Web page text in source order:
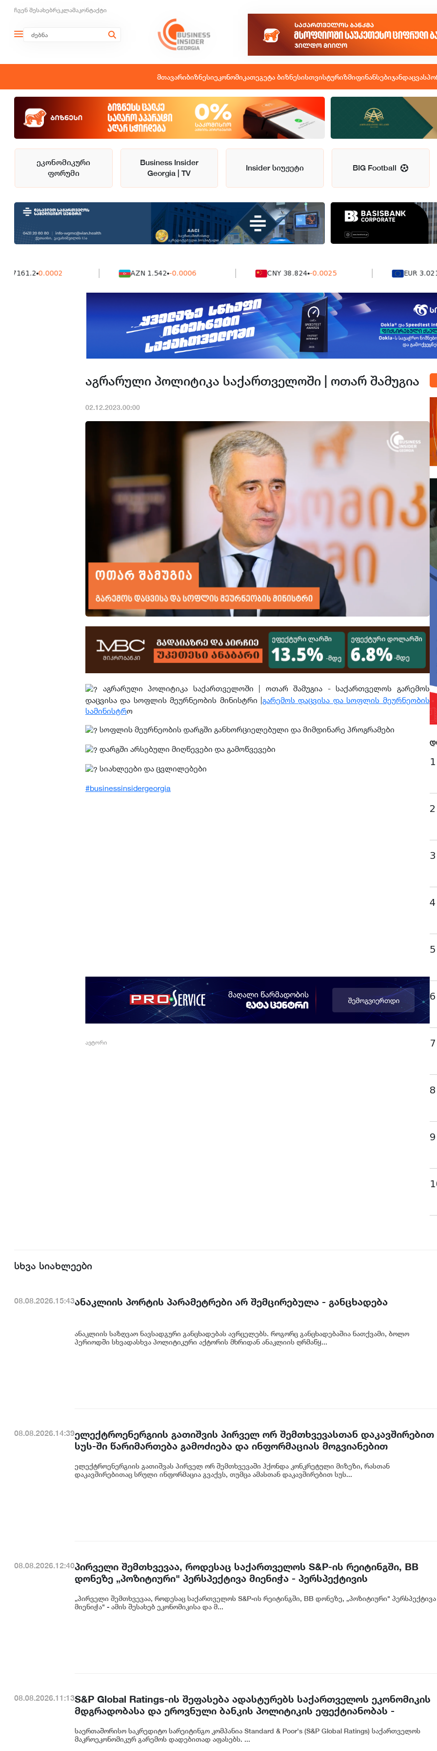
ჩვენ შესახებრეკლამაკონტაქტი
მთავარიბიზნესიეკონომიკათეგეტა ბიზნესისთვისტურიზმიფინანსებიჯანდაცვა
ეკონომიკური
ფორუმი
Business Insider
Georgia | TV
Insider სიუჟეტი BIG Football
0.0002 AZN 1.542 -0.0006 CNY 38.824 -0.0025 EUR 3.0212 -
აგრარული პოლიტიკა საქართველოში | ოთარ შამუგია
02.12.2023.00:00
აგრარული პოლიტიკა საქართველოში | ოთარ შამუგია - საქართველოს გარემოს
დაცვისა და სოფლის მეურნეობის მინისტრი |გარემოს დაცვისა და სოფლის მეურნეობის
სამინისტრო
სოფლის მეურნეობის დარგში განხორციელებული და მიმდინარე პროგრამები
დარგში არსებული მიღწევები და გამოწვევები
სიახლეები და ცვლილებები
#businessinsidergeorgia
ავტორი
1
2
3
4
5
6
7
8
9
სხვა სიახლეები
08.08.2026.15:43ანაკლიის პორტის პარამეტრები არ შემცირებულა - განცხადება
ანაკლიის საზღვაო ნავსადგური განცხადებას ავრცელებს. როგორც განცხადებაშია ნათქვამი, ბოლო
პერიოდში სხვადასხვა პოლიტიკური აქტორის მხრიდან ანაკლიის ღრმაწყ...
08.08.2026.14:39ელექტროენერგიის გათიშვის პირველ ორ შემთხვევასთან დაკავშირებით
სუს-ში წარიმართება გამოძიება და ინფორმაციას მოგვიანებით
კონკრეტული მიზეზი - კონკრეტული სარეაბილიტაციო სამუშაოები
ენგურჰესზე - ირაკლი კობახიძე
ელექტროენერგიის გათიშვას პირველ ორ შემთხვევაში ჰქონდა კონკრეტული მიზეზი, რასთან
დაკავშირებითაც სრული ინფორმაცია გვაქვს, თუმცა ამასთან დაკავშირებით სუს...
08.08.2026.12:40პირველი შემთხვევაა, როდესაც საქართველოს S&P-ის რეიტინგში, BB
დონეზე „პოზიტიური" პერსპექტივა მიენიჭა - პერსპექტივის
საერთაშორისო ინვესტორებისთვის მიმზიდველ ქვეყნად რჩება | ვახტანგ
ცინცაძე
„პირველი შემთხვევაა, როდესაც საქართველოს S&P-ის რეიტინგში, BB დონეზე, „პოზიტიური" პერსპექტივა
მიენიჭა" - ამის შესახებ ეკონომიკისა და მ...
08.08.2026.11:13S&P Global Ratings-ის შეფასება ადასტურებს საქართველოს ეკონომიკის
მდგრადობასა და ეროვნული ბანკის პოლიტიკის ეფექტიანობას -
საერთაშორისო საკრედიტო სარეიტინგო კომპანია Standard & Poor's (S&P Global Ratings) საქართველოს
მაკროეკონომიკურ გარემოს დადებითად აფასებს. ...